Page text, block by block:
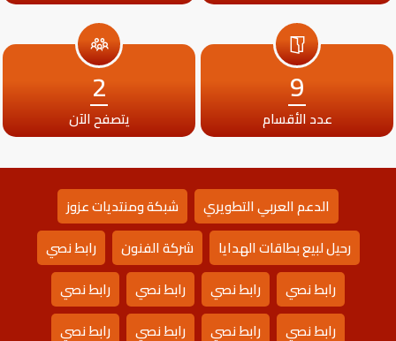
9
عدد الأقسام
2
يتصفح الآن
الدعم العربي التطويري
شبكة ومنتديات عزوز
رحيل لبيع بطاقات الهدايا
شركة الفنون
رابط نصي
رابط نصي
رابط نصي رابط نصي
رابط نصي
رابط نصي
رابط نصي رابط نصي رابط نصي